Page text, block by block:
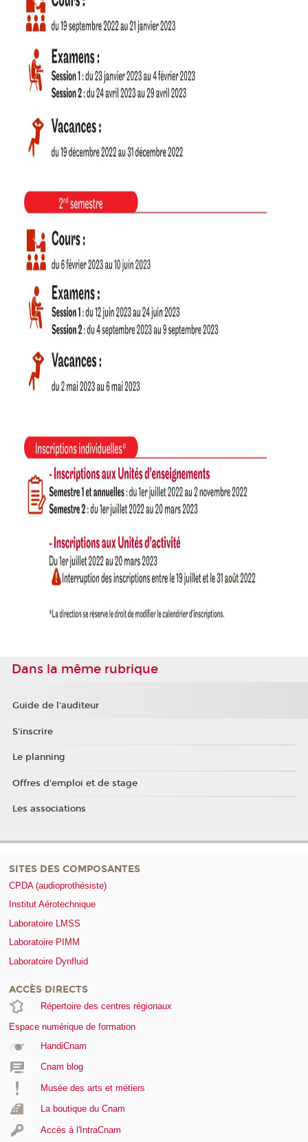
Dans la même rubrique
Guide de l'auditeur
S'inscrire
Le planning
Offres d'emploi et de stage
Les associations
SITES DES COMPOSANTES
CPDA (audioprothésiste)
Institut Aérotechnique
Laboratoire LMSS
Laboratoire PIMM
Laboratoire Dynfluid
ACCÈS DIRECTS
Répertoire des centres régionaux
Espace numérique de formation
HandiCnam
Cnam blog
Musée des arts et métiers
La boutique du Cnam
Accès à l'IntraCnam